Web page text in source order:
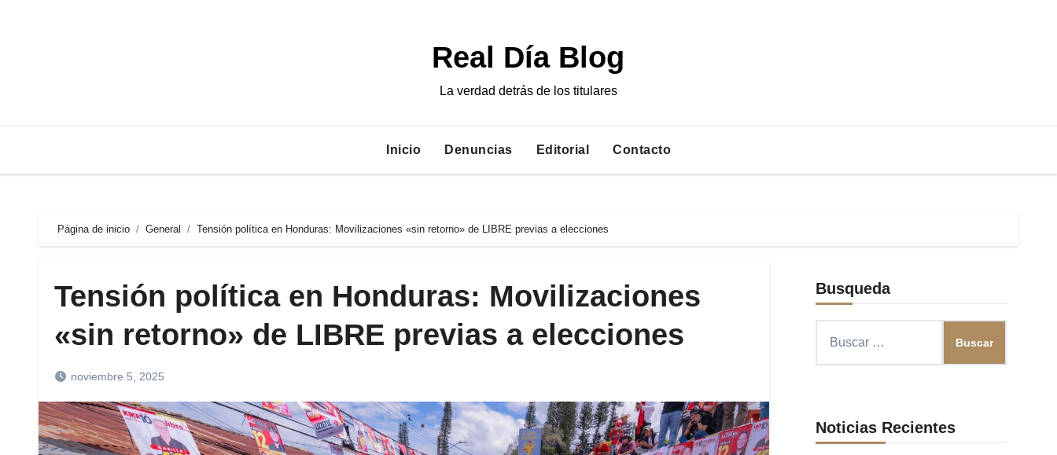
Real Día Blog
La verdad detrás de los titulares
Inicio Denuncias Editorial Contacto
Página de inicio General Tensión política en Honduras: Movilizaciones «sin retorno» de LIBRE previas a elecciones
Tensión política en Honduras: Movilizaciones
«sin retorno» de LIBRE previas a elecciones
noviembre 5, 2025
Busqueda
Noticias Recientes